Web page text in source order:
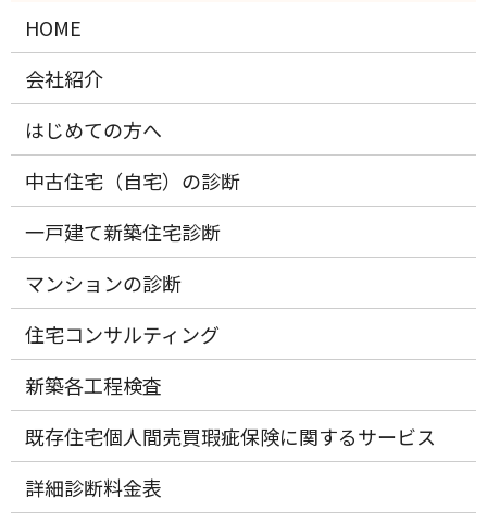
HOME
会社紹介
はじめての方へ
中古住宅（自宅）の診断
一戸建て新築住宅診断
マンションの診断
住宅コンサルティング
新築各工程検査
既存住宅個人間売買瑕疵保険に関するサービス
詳細診断料金表